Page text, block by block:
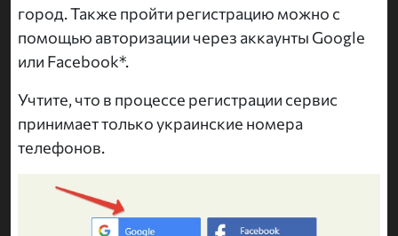
город. Также пройти регистрацию можно с
помощью авторизации через аккаунты Google
или Facebook*.
Учтите, что в процессе регистрации сервис
принимает только украинские номера
телефонов.